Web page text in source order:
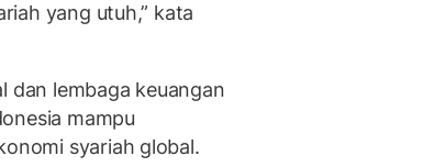
yang utuh,” kata
dan lembaga keuangan
mampu
syariah global.